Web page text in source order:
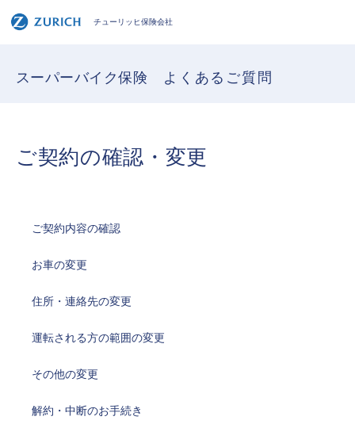
チューリッヒ保険会社
スーパーバイク保険 よくあるご質問
ご契約の確認・変更
ご契約内容の確認
お車の変更
住所・連絡先の変更
運転される方の範囲の変更
その他の変更
解約・中断のお手続き